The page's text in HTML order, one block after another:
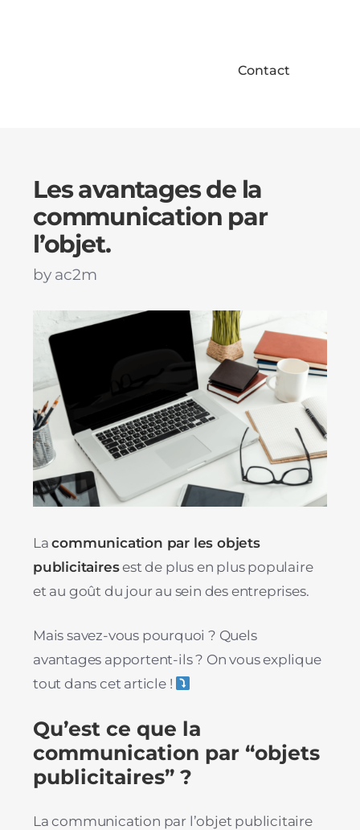
Contact
Les avantages de la
communication par
l’objet.
by ac2m
Lacommunication par les objets
publicitairesest de plus en plus populaire
et au goût du jour au sein des entreprises.
Mais savez-vous pourquoi ? Quels
avantages apportent-ils ? On vous explique
tout dans cet article !
Qu’est ce que la
communication par “objets
publicitaires” ?
La communication par l’objet publicitaire